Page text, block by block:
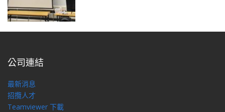
公司連結
最新消息
招攬人才
Teamviewer 下載